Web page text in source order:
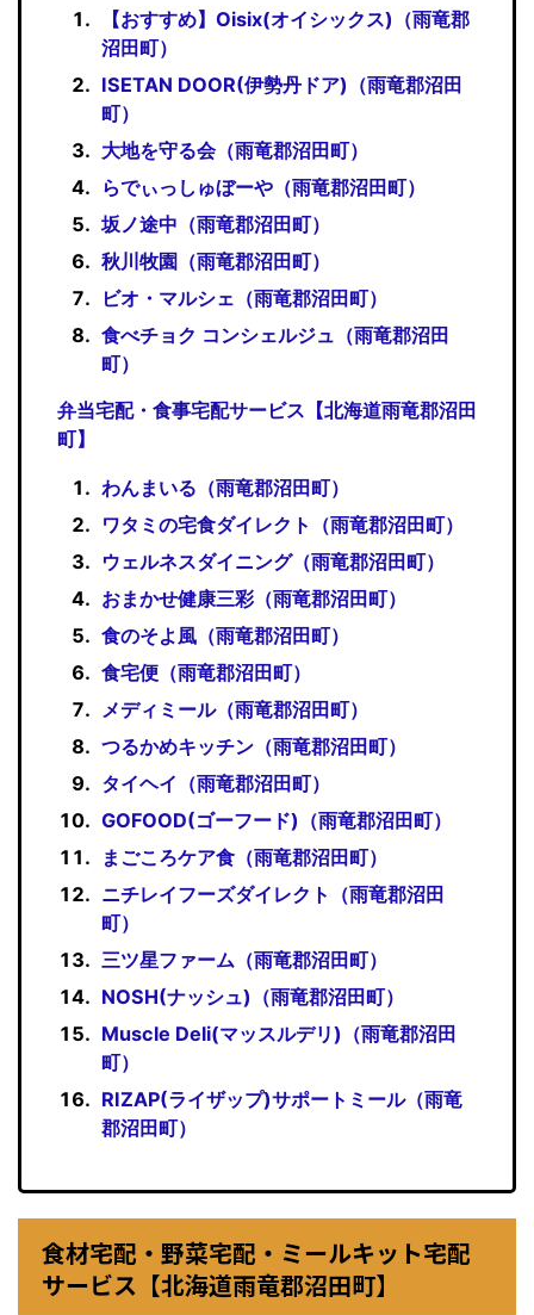
【おすすめ】Oisix(オイシックス)（雨竜郡
沼田町）
ISETAN DOOR(伊勢丹ドア)（雨竜郡沼田
町）
大地を守る会（雨竜郡沼田町）
らでぃっしゅぼーや（雨竜郡沼田町）
坂ノ途中（雨竜郡沼田町）
秋川牧園（雨竜郡沼田町）
ビオ・マルシェ（雨竜郡沼田町）
食べチョク コンシェルジュ（雨竜郡沼田
町）
弁当宅配・食事宅配サービス【北海道雨竜郡沼田
町】
わんまいる（雨竜郡沼田町）
ワタミの宅食ダイレクト（雨竜郡沼田町）
ウェルネスダイニング（雨竜郡沼田町）
おまかせ健康三彩（雨竜郡沼田町）
食のそよ風（雨竜郡沼田町）
食宅便（雨竜郡沼田町）
メディミール（雨竜郡沼田町）
つるかめキッチン（雨竜郡沼田町）
タイヘイ（雨竜郡沼田町）
GOFOOD(ゴーフード)（雨竜郡沼田町）
まごころケア食（雨竜郡沼田町）
ニチレイフーズダイレクト（雨竜郡沼田
町）
三ツ星ファーム（雨竜郡沼田町）
NOSH(ナッシュ)（雨竜郡沼田町）
Muscle Deli(マッスルデリ)（雨竜郡沼田
町）
RIZAP(ライザップ)サポートミール（雨竜
郡沼田町）
食材宅配・野菜宅配・ミールキット宅配
サービス【北海道雨竜郡沼田町】